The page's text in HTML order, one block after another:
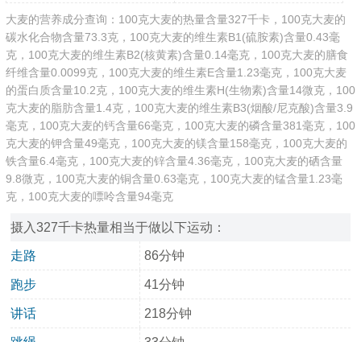
大麦的营养成分查询：100克大麦的热量含量327千卡，100克大麦的
碳水化合物含量73.3克，100克大麦的维生素B1(硫胺素)含量0.43毫
克，100克大麦的维生素B2(核黄素)含量0.14毫克，100克大麦的膳食
纤维含量0.0099克，100克大麦的维生素E含量1.23毫克，100克大麦
的蛋白质含量10.2克，100克大麦的维生素H(生物素)含量14微克，100
克大麦的脂肪含量1.4克，100克大麦的维生素B3(烟酸/尼克酸)含量3.9
毫克，100克大麦的钙含量66毫克，100克大麦的磷含量381毫克，100
克大麦的钾含量49毫克，100克大麦的镁含量158毫克，100克大麦的
铁含量6.4毫克，100克大麦的锌含量4.36毫克，100克大麦的硒含量
9.8微克，100克大麦的铜含量0.63毫克，100克大麦的锰含量1.23毫
克，100克大麦的嘌呤含量94毫克
摄入327千卡热量相当于做以下运动：
走路 86分钟
跑步 41分钟
讲话 218分钟